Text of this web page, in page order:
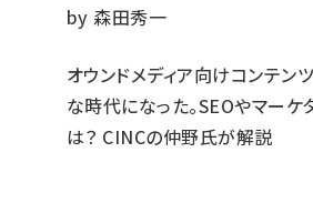
by森田秀一
オウンドメディア向けコンテ
な時代になった。SEOやマー
は？ CINCの仲野氏が解説